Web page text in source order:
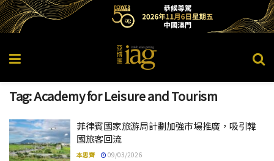
Tag:Academy for Leisure and Tourism
菲律賓國家旅游局計劃加強市場推廣，吸引韓
國旅客回流
本思齊 09/03/2026